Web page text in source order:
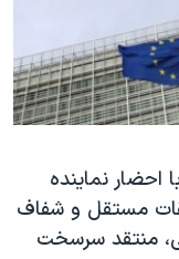
احضار نماینده
مستقل و شفاف
منتقد سرسخت